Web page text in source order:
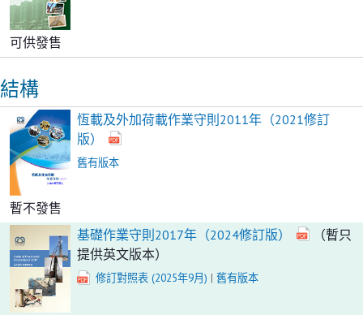
可供發售
結構
恆載及外加荷載作業守則2011年（2021修訂
版）
舊有版本
暫不發售
基礎作業守則2017年（2024修訂版）
（暫只
提供英文版本）
修訂對照表 (2025年9月) | 舊有版本